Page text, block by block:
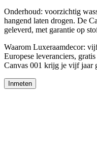
Onderhoud: voorzichtig
hangend laten drogen. De
geleverd, met garantie op
Waarom Luxeraamdecor:
Europese leveranciers,
Canvas 001 krijg je vijf jaar
Inmeten